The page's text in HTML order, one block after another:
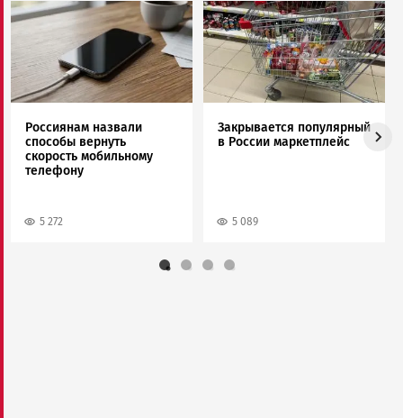
Image
Россиянам назвали
способы вернуть
скорость мобильному
телефону
5 272
Image
Закрывается популярный
в России маркетплейс
5 089